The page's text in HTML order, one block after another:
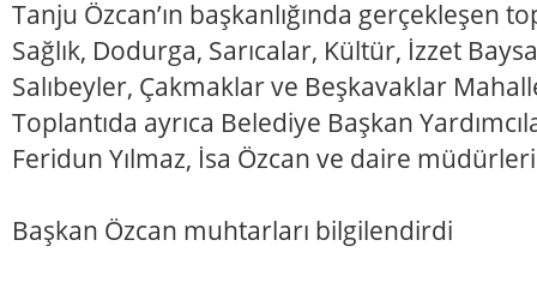
Tanju Özcan’ın başkanlığında gerçekleşen
Sağlık, Dodurga, Sarıcalar, Kültür, İzzet
Salıbeyler, Çakmaklar ve Beşkavaklar
Toplantıda ayrıca Belediye Başkan
Feridun Yılmaz, İsa Özcan ve daire
Başkan Özcan muhtarları bilgilendirdi